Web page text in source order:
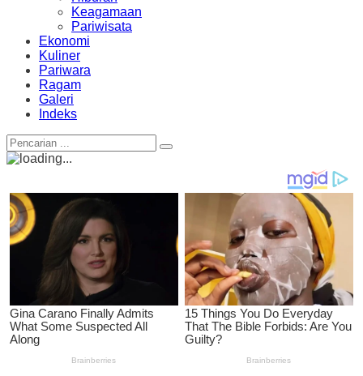
Keagamaan
Pariwisata
Ekonomi
Kuliner
Pariwara
Ragam
Galeri
Indeks